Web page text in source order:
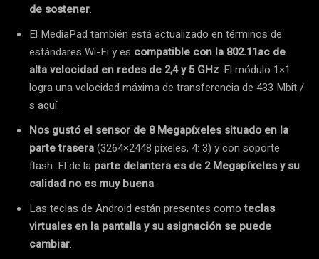
de sostener.
El MediaPad también está actualizado en términos de
estándares Wi-Fi y es compatible con la 802.11ac de
alta velocidad en redes de 2,4 y 5 GHz. El módulo 1×1
logra una velocidad máxima de transferencia de 433 Mbit /
s aquí.
Nos gustó el sensor de 8 Megapíxeles situado en la
parte trasera(3264×2448 píxeles, 4: 3) y con soporte
flash. El de la parte delantera es de 2 Megapíxeles y su
calidad no es muy buena.
Las teclas de Android están presentes comoteclas
virtuales en la pantalla y su asignación se puede
cambiar.